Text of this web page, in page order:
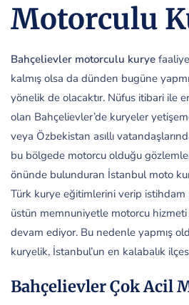
Motorculu
Bahçelievler motorculu kurye
kalmış olsa da dünden bugüne
yönelik de olacaktır. Nüfus itibari ile
olan Bahçelievler’de kuryeler
veya Özbekistan asıllı
bu bölgede motorcu olduğu
önünde bulunduran İstanbul moto
Türk kurye eğitimlerini verip istihdam
üstün memnuniyetle motorcu hizmeti
devam ediyor. Bu nedenle yapmış
kuryelik, İstanbul’un en kalabalık
Bahçelievler Çok Acil